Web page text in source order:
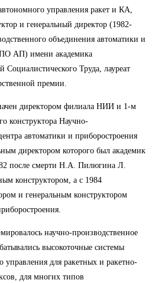
управления ракет и КА,
и генеральный директор (1982-
объединения автоматики и
АП) имени академика
Труда, лауреат
премии.
директором филиала НИИ и 1-м
конструктора Научно-
автоматики и приборостроения
директором которого был академик
после смерти Н.А. Пилюгина Л.
конструктором, а с 1984
и генеральным конструктором
научно-производственное
высокоточные системы
управления для ракетных и ракетно-
для многих типов